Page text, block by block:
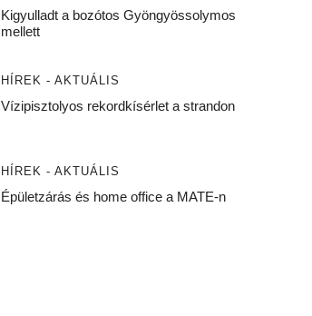
Kigyulladt a bozótos Gyöngyössolymos
mellett
HÍREK - AKTUÁLIS
Vízipisztolyos rekordkísérlet a strandon
HÍREK - AKTUÁLIS
Épületzárás és home office a MATE-n